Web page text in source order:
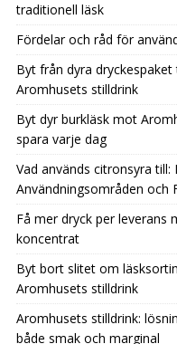
traditionell läsk
Fördelar och råd för
Byt från dyra
Aromhusets stilldrink
Byt dyr burkläsk mot
spara varje dag
Vad används citronsyra till:
Användningsområden och
Få mer dryck per leverans
koncentrat
Byt bort slitet om
Aromhusets stilldrink
Aromhusets stilldrink:
både smak och marginal